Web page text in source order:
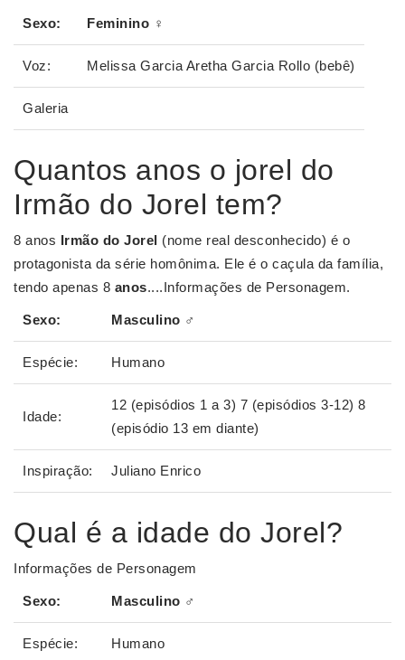
Sexo: Feminino ♀
Voz: Melissa Garcia Aretha Garcia Rollo (bebê)
Galeria
Quantos anos o jorel do
Irmão do Jorel tem?
8 anos Irmão do Jorel (nome real desconhecido) é o
protagonista da série homônima. Ele é o caçula da família,
tendo apenas 8 anos....Informações de Personagem.
Sexo: Masculino ♂
Espécie: Humano
Idade:
12 (episódios 1 a 3) 7 (episódios 3-12) 8
(episódio 13 em diante)
Inspiração: Juliano Enrico
Qual é a idade do Jorel?
Informações de Personagem
Sexo: Masculino ♂
Espécie: Humano